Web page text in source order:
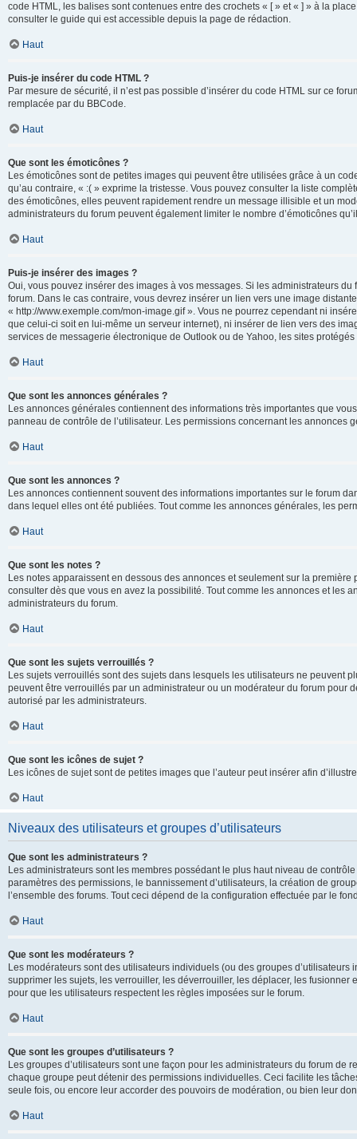
code HTML, les balises sont contenues entre des crochets « [ » et « ] » à la
consulter le guide qui est accessible depuis la page de rédaction.
Haut
Puis-je insérer du code HTML ?
Par mesure de sécurité, il n’est pas possible d’insérer du code HTML sur ce
remplacée par du BBCode.
Haut
Que sont les émoticônes ?
Les émoticônes sont de petites images qui peuvent être utilisées grâce à un
qu’au contraire, « :( » exprime la tristesse. Vous pouvez consulter la liste
des émoticônes, elles peuvent rapidement rendre un message illisible et un
administrateurs du forum peuvent également limiter le nombre d’émoticônes
Haut
Puis-je insérer des images ?
Oui, vous pouvez insérer des images à vos messages. Si les administrateurs
forum. Dans le cas contraire, vous devrez insérer un lien vers une image
« http://www.exemple.com/mon-image.gif ». Vous ne pourrez cependant ni
que celui-ci soit en lui-même un serveur internet), ni insérer de lien vers des
services de messagerie électronique de Outlook ou de Yahoo, les sites
Haut
Que sont les annonces générales ?
Les annonces générales contiennent des informations très importantes que
panneau de contrôle de l’utilisateur. Les permissions concernant les annonces
Haut
Que sont les annonces ?
Les annonces contiennent souvent des informations importantes sur le forum
dans lequel elles ont été publiées. Tout comme les annonces générales, les
Haut
Que sont les notes ?
Les notes apparaissent en dessous des annonces et seulement sur la
consulter dès que vous en avez la possibilité. Tout comme les annonces et les
administrateurs du forum.
Haut
Que sont les sujets verrouillés ?
Les sujets verrouillés sont des sujets dans lesquels les utilisateurs ne peuvent
peuvent être verrouillés par un administrateur ou un modérateur du forum pour
autorisé par les administrateurs.
Haut
Que sont les icônes de sujet ?
Les icônes de sujet sont de petites images que l’auteur peut insérer afin
Haut
Niveaux des utilisateurs et groupes d’utilisateurs
Que sont les administrateurs ?
Les administrateurs sont les membres possédant le plus haut niveau de
paramètres des permissions, le bannissement d’utilisateurs, la création de
l’ensemble des forums. Tout ceci dépend de la configuration effectuée par le
Haut
Que sont les modérateurs ?
Les modérateurs sont des utilisateurs individuels (ou des groupes
supprimer les sujets, les verrouiller, les déverrouiller, les déplacer, les
pour que les utilisateurs respectent les règles imposées sur le forum.
Haut
Que sont les groupes d’utilisateurs ?
Les groupes d’utilisateurs sont une façon pour les administrateurs du forum
chaque groupe peut détenir des permissions individuelles. Ceci facilite les
seule fois, ou encore leur accorder des pouvoirs de modération, ou bien leur
Haut